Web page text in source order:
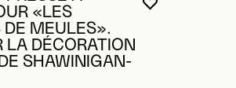
VOUS
FERMER
OUVRIR LA
«LES
DE MEULES».
LA DÉCORATION
SHAWINIGAN-